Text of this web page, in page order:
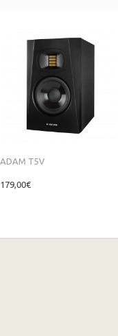
ADAM T5V
179,00€